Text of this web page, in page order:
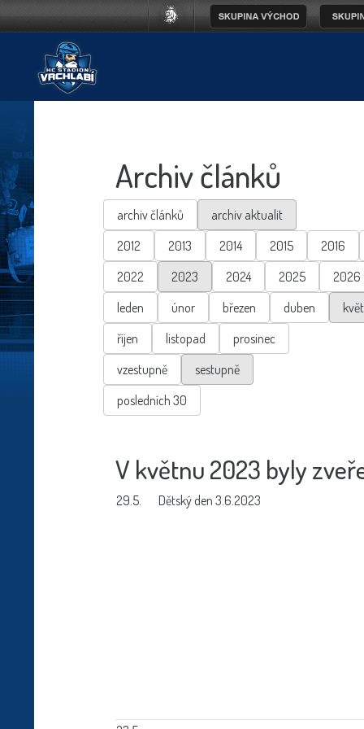
Archiv článků
archiv článků
archiv aktualit
2012
2013 2014 2015 2016
2022
2023 2024 2025
2026
leden
únor březen duben
říjen
listopad
prosinec
vzestupně
sestupně
posledních 30
V květnu 2023 byly
29.5. Dětský den 3.6.2023